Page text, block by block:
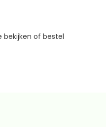
bekijken of bestel